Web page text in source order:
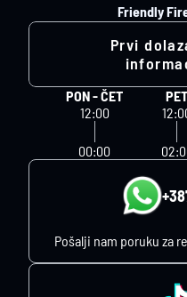
Friendly
Prvi
PON - ČET
12:00
00:00
PET
Pošalji nam poruku za